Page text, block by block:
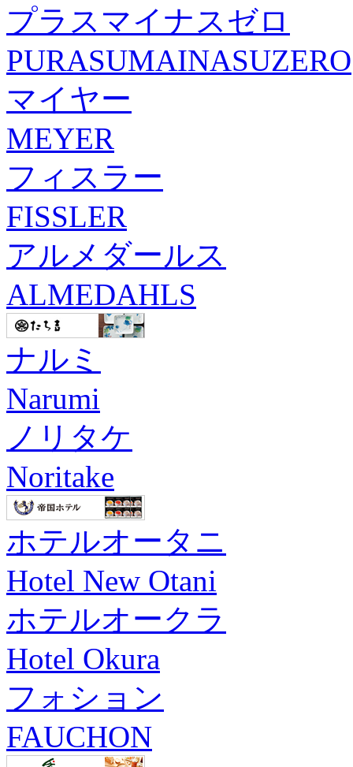
プラスマイナスゼロ
PURASUMAINASUZERO
マイヤー
MEYER
フィスラー
FISSLER
アルメダールス
ALMEDAHLS
ナルミ
Narumi
ノリタケ
Noritake
ホテルオータニ
Hotel New Otani
ホテルオークラ
Hotel Okura
フォション
FAUCHON